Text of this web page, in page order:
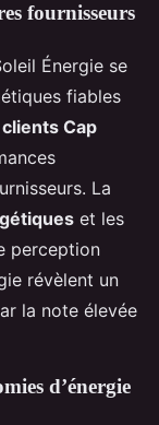
fournisseurs
Énergie se
fiables
Cap
La
et les
perception
révèlent un
la note élevée
d’énergie